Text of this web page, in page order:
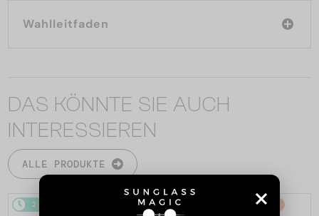
Wahlleitfaden
DAS KÖNNTE SIE AUCH
INTERESSIEREN
ALLE PRODUKTE
2-4 WERKTAGE -21%